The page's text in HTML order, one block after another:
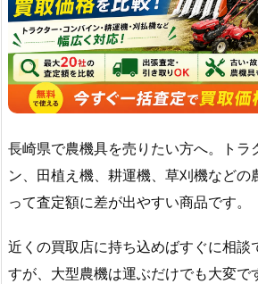
長崎県で農機具を売りたい方へ。トラ
ン、田植え機、耕運機、草刈機などの
って査定額に差が出やすい商品です。
近くの買取店に持ち込めばすぐに相談
すが、大型農機は運ぶだけでも大変で